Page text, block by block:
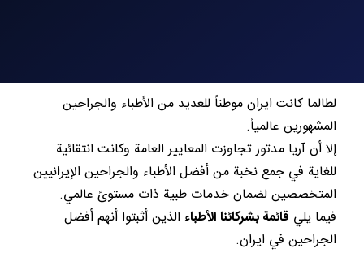
لطالما كانت ايران موطناً للعديد من الأطباء والجراحين
المشهورين عالمياً.
إلا أن آريا مدتور تجاوزت المعايير العامة وكانت انتقائية
للغاية في جمع نخبة من أفضل الأطباء والجراحين الإيرانيين
المتخصصين لضمان خدمات طبية ذات مستوىً عالمي.
فيما يلي قائمة بشركائنا الأطباء الذين أثبتوا أنهم أفضل
الجراحين في ايران.